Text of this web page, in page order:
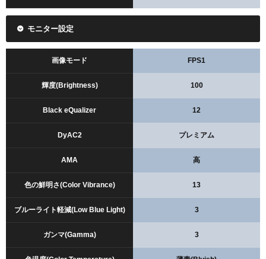
モニター設定
画像モード FPS1
輝度(Brightness) 100
Black eQualizer 12
DyAC2 プレミアム
AMA 高
色の鮮明さ(Color Vibrance) 13
ブルーライト軽減(Low Blue Light) 3
ガンマ(Gamma) 3